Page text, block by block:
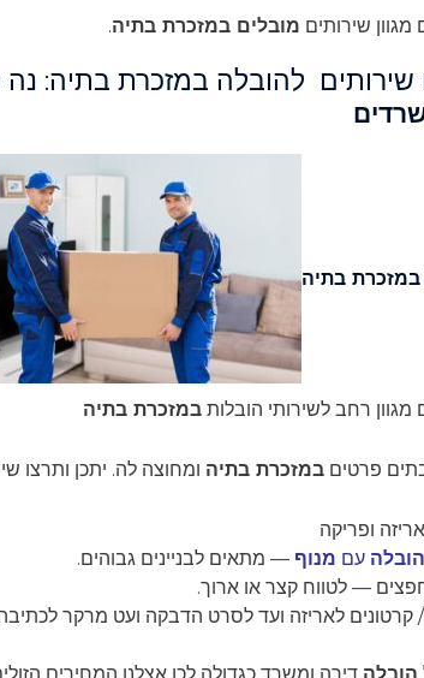
שירותים מובלים במזכרת בתיה.
שירותים להובלה במזכרת בתיה:
במזכרת בתיה
מגוון רחב לשירותי הובלות במזכרת בתיה
פרטים במזכרת בתיה ומחוצה לה. יתכן ותרצו
ופריקה
הובלה עם מנוף — מתאים לבניינים גבוהים.
— לטווח קצר או ארוך.
/ קרטונים לאריזה ועד לסרט הדבקה ועט מרקר
הובלה דירה ומשרד כגדולה לכן אצלנו המחירים